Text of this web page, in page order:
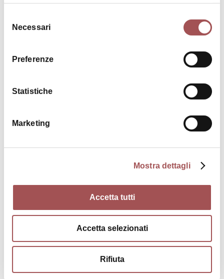
delNecessari
Preferenze
Statistiche
Marketing
Mostra dettagli
Accetta tutti
Accetta selezionati
Rifiuta
Di Torre in Torre
ATTIVITÀ